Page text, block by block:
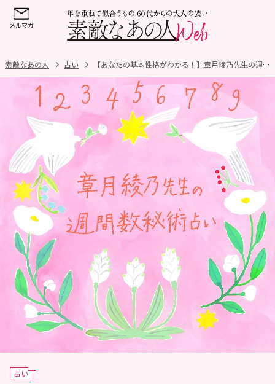
素敵なあの人 占い 【あなたの基本性格がわかる！】章月綾乃先生の週間数秘術占い
占い